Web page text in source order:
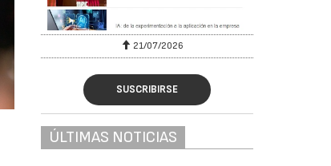
21/07/2026
SUSCRIBIRSE
ÚLTIMAS NOTICIAS